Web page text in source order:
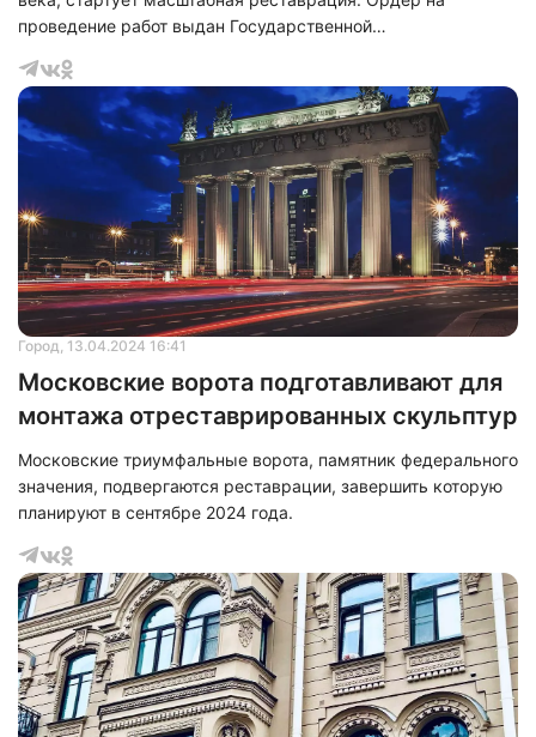
проведение работ выдан Государственной
заместителя директора по капитальному ремонту и
реставрации музея музыкального и театрального
искусства Марии Степановой, в ходе реставрации
обновлению подвергнутся галерейный флигель,
пространство перед парадным входом в центральный зал
и арьер-зал.
Город, 13.04.2024 16:41
Московские ворота подготавливают для
монтажа отреставрированных скульптур
Московские триумфальные ворота, памятник федерального
значения, подвергаются реставрации, завершить которую
планируют в сентябре 2024 года.